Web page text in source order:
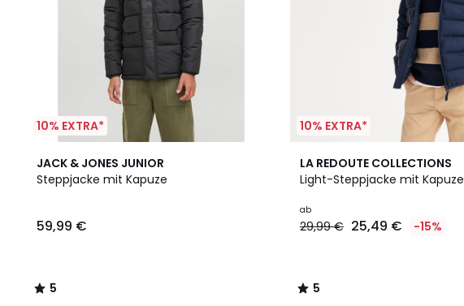
10% EXTRA*
JACK & JONES JUNIOR
Steppjacke mit Kapuze
59,99 €
5
/
5
/
10% EXTRA*
LA REDOUTE COLLECTIONS
Light-Steppjacke mit Kapuze
ab
29,99 € 25,49 € -15%
5
/
2
Farben
5
/